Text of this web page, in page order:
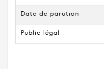
Date de parution
Public légal